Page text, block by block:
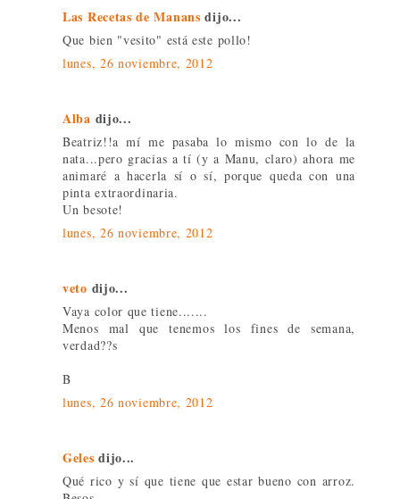
Las Recetas de Manans dijo...
Que bien "vesito" está este pollo!
lunes, 26 noviembre, 2012
Alba dijo...
Beatriz!!a mí me pasaba lo mismo con lo de la
nata...pero gracias a tí (y a Manu, claro) ahora me
animaré a hacerla sí o sí, porque queda con una
pinta extraordinaria.
Un besote!
lunes, 26 noviembre, 2012
veto dijo...
Vaya color que tiene.......
Menos mal que tenemos los fines de semana,
verdad??s
B
lunes, 26 noviembre, 2012
Geles dijo...
Qué rico y sí que tiene que estar bueno con arroz.